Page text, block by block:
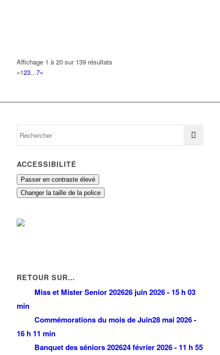
Affichage 1 à 20 sur 139 résultats
«123...7»
ACCESSIBILITÉ
Passer en contraste élevé
Changer la taille de la police
RETOUR SUR…
Miss et Mister Senior 202626 juin 2026 - 15 h 03
min
Commémorations du mois de Juin28 mai 2026 -
16 h 11 min
Banquet des séniors 202624 février 2026 - 11 h 55